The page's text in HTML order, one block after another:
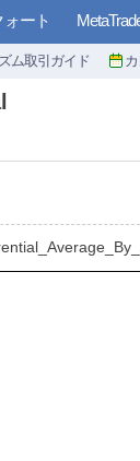
ォート
ム取引ガイド